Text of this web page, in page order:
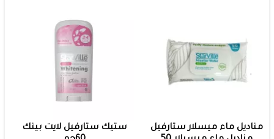
مناديل ماء ميسلار ستارفيل
ستيك ستارفيل لايت بينك